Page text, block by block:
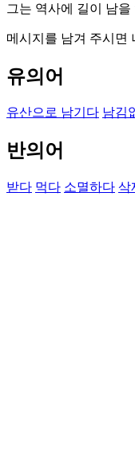
그는 역사에 길이 남
메시지를 남겨 주시면
유의어
유산으로 남기다 남김
반의어
받다 먹다 소멸하다 삭